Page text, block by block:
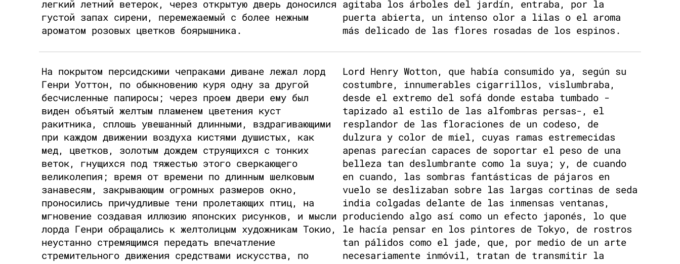
легкий летний ветерок, через открытую дверь доносился
густой запах сирени, перемежаемый с более нежным
ароматом розовых цветков боярышника.
agitaba los árboles del jardín, entraba, por la
puerta abierta, un intenso olor a lilas o el aroma
más delicado de las flores rosadas de los espinos.
На покрытом персидскими чепраками диване лежал лорд
Генри Уоттон, по обыкновению куря одну за другой
бесчисленные папиросы; через проем двери ему был
виден объятый желтым пламенем цветения куст
ракитника, сплошь увешанный длинными, вздрагивающими
при каждом движении воздуха кистями душистых, как
мед, цветков, золотым дождем струящихся с тонких
веток, гнущихся под тяжестью этого сверкающего
великолепия; время от времени по длинным шелковым
занавесям, закрывающим огромных размеров окно,
проносились причудливые тени пролетающих птиц, на
мгновение создавая иллюзию японских рисунков, и мысли
лорда Генри обращались к желтолицым художникам Токио,
неустанно стремящимся передать впечатление
стремительного движения средствами искусства, по
Lord Henry Wotton, que había consumido ya, según su
costumbre, innumerables cigarrillos, vislumbraba,
desde el extremo del sofá donde estaba tumbado -
tapizado al estilo de las alfombras persas-, el
resplandor de las floraciones de un codeso, de
dulzura y color de miel, cuyas ramas estremecidas
apenas parecían capaces de soportar el peso de una
belleza tan deslumbrante como la suya; y, de cuando
en cuando, las sombras fantásticas de pájaros en
vuelo se deslizaban sobre las largas cortinas de seda
india colgadas delante de las inmensas ventanas,
produciendo algo así como un efecto japonés, lo que
le hacía pensar en los pintores de Tokyo, de rostros
tan pálidos como el jade, que, por medio de un arte
necesariamente inmóvil, tratan de transmitir la